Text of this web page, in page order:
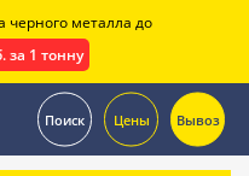
Поиск Цены Вывоз
металла до
за 1 тонну
.